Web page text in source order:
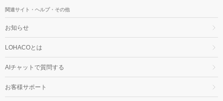
関連サイト・ヘルプ・その他
お知らせ
LOHACOとは
AIチャットで質問する
お客様サポート